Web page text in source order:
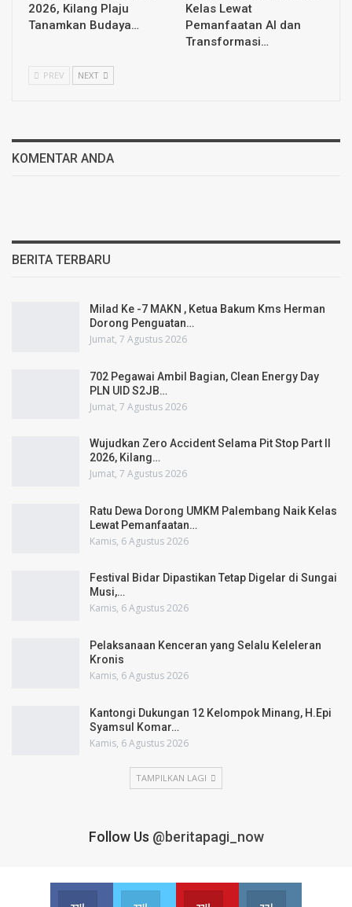
2026, Kilang Plaju
Tanamkan Budaya…
Kelas Lewat
Pemanfaatan AI dan
Transformasi…
PREV NEXT
KOMENTAR ANDA
BERITA TERBARU
Milad Ke -7 MAKN , Ketua Bakum Kms Herman
Dorong Penguatan…
Jumat, 7 Agustus 2026
702 Pegawai Ambil Bagian, Clean Energy Day
PLN UID S2JB…
Jumat, 7 Agustus 2026
Wujudkan Zero Accident Selama Pit Stop Part II
2026, Kilang…
Jumat, 7 Agustus 2026
Ratu Dewa Dorong UMKM Palembang Naik Kelas
Lewat Pemanfaatan…
Kamis, 6 Agustus 2026
Festival Bidar Dipastikan Tetap Digelar di Sungai
Musi,…
Kamis, 6 Agustus 2026
Pelaksanaan Kenceran yang Selalu Keleleran
Kronis
Kamis, 6 Agustus 2026
Kantongi Dukungan 12 Kelompok Minang, H.Epi
Syamsul Komar…
Kamis, 6 Agustus 2026
TAMPILKAN LAGI
Follow Us @beritapagi_now
Facebook Twitter Youtube